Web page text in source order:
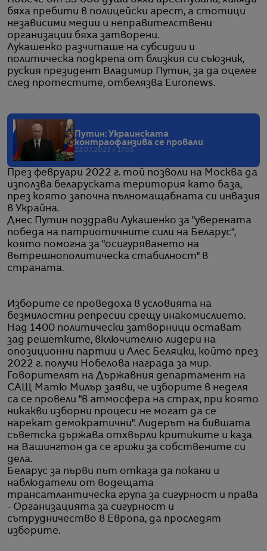
бяха пребити в полицейски арест, а стотици
независими медии и неправителствени
организации бяха затворени.
Лукашенко разчиташе на субсидии и
политическа подкрепа от близкия си съюзник,
руския президент Владимир Путин, за да оцелее
след протестите, отбелязва Euronews.
Путин: Украинската
контраофанзива се провали
23.07.2023 / 17:55
През февруари 2022 г. той позволи на Москва да
използва беларуската територия като база,
през която започна пълномащабната си инвазия
в Украйна.
Днес Путин поздрави Лукашенко за "уверената
победа на патриотичните сили на Беларус",
която помогна за "осигуряването на
вътрешнополитическа стабилност" в
страната.
Изборите се проведоха в условията на
безмилостни репресии срещу инакомислието.
Над 1400 политически затворници остават
зад решетките, включително лидери на
опозиционни партии и Алес Беляцки, който през
2022 г. получи Нобелова награда за мир.
Говорителят на Държавния департамент на
САЩ Матю Милър заяви, че изборите в неделя
са се провели "в атмосфера на страх, при която
никакви изборни процеси не могат да се
нарекат демократични". Лидерът на бившата
съветска държава отхвърли критиките и каза
на Вашингтон да се грижи за собствените си
дела.
Беларус за първи път отказа да покани и
наблюдатели от водещата
трансатлантическа група за сигурност и права
- Организацията за сигурност и
сътрудничество в Европа, да проследят
изборите.